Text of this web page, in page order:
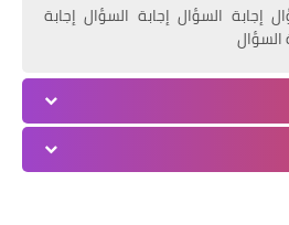
المعلّمين*
إجابة السؤال إجابة السؤال إجابة
السؤال